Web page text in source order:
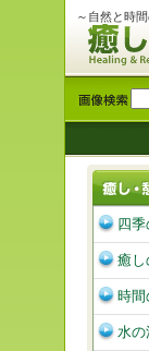
～自然と時
四
癒し
時間
水の